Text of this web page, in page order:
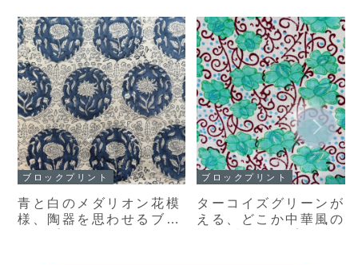
ブロックプリント
青と白のメダリオン花模
様、陶器を思わせるブロ
ブロックプリント
ターコイズグリーンが
える、どこか中華風の